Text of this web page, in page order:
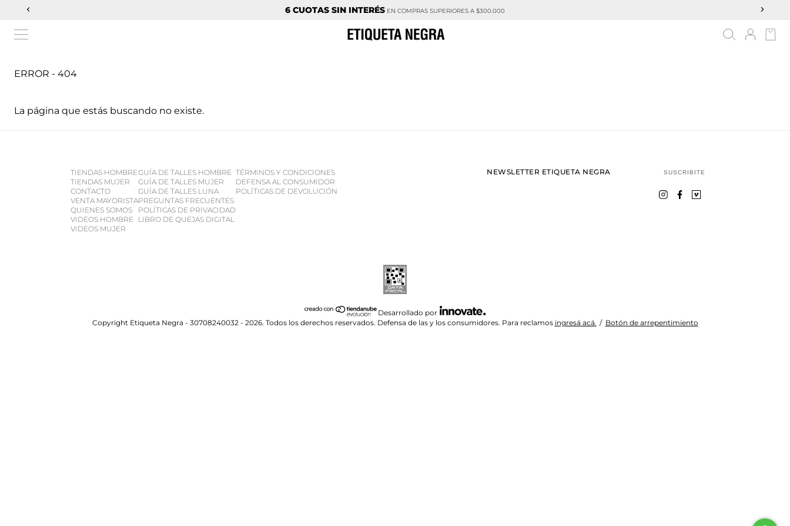
6 CUOTAS SIN INTERÉS EN COMPRAS SUPERIORES A $300.000
ERROR - 404
La página que estás buscando no existe.
TIENDAS HOMBRE
TIENDAS MUJER
CONTACTO
VENTA MAYORISTA
QUIENES SOMOS
VIDEOS HOMBRE
VIDEOS MUJER
GUÍA DE TALLES HOMBRE
GUÍA DE TALLES MUJER
GUÍA DE TALLES LUNA
PREGUNTAS FRECUENTES
POLÍTICAS DE PRIVACIDAD
LIBRO DE QUEJAS DIGITAL
TÉRMINOS Y CONDICIONES
DEFENSA AL CONSUMIDOR
POLÍTICAS DE DEVOLUCIÓN
NEWSLETTER ETIQUETA NEGRA SUSCRIBITE
Desarrollado por
Copyright Etiqueta Negra - 30708240032 - 2026. Todos los derechos reservados. Defensa de las y los consumidores. Para reclamos ingresá acá. / Botón de arrepentimiento